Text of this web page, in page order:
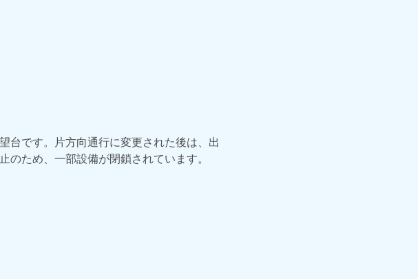
台です。片方向通行に変更された後は、出
ため、一部設備が閉鎖されています。